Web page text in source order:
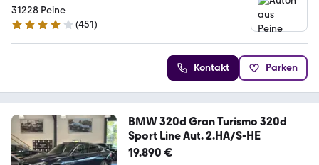
31228 Peine
4.1 Sterne
(451)
Kontakt Parken
BMW 320d Gran Turismo 320d
Sport Line Aut. 2.HA/S-HE
19.890 €